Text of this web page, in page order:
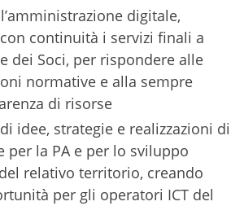
digitale,
continuità i servizi finali a
dei Soci, per rispondere alle
normative e alla sempre
di risorse
idee, strategie e realizzazioni di
per la PA e per lo sviluppo
relativo territorio, creando
per gli operatori ICT del